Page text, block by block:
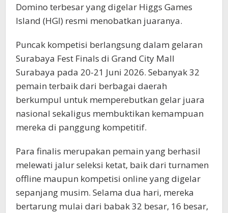
Domino terbesar yang digelar Higgs Games
Island (HGI) resmi menobatkan juaranya.
Puncak kompetisi berlangsung dalam gelaran
Surabaya Fest Finals di Grand City Mall
Surabaya pada 20-21 Juni 2026. Sebanyak 32
pemain terbaik dari berbagai daerah
berkumpul untuk memperebutkan gelar juara
nasional sekaligus membuktikan kemampuan
mereka di panggung kompetitif.
Para finalis merupakan pemain yang berhasil
melewati jalur seleksi ketat, baik dari turnamen
offline maupun kompetisi online yang digelar
sepanjang musim. Selama dua hari, mereka
bertarung mulai dari babak 32 besar, 16 besar,